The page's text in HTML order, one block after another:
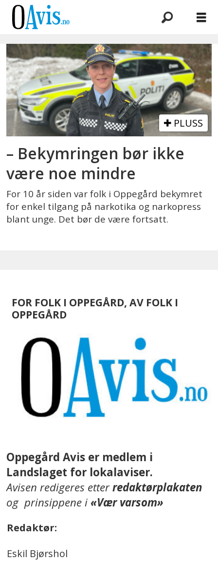
Emne:
narkobruk
PLUSS
– Bekymringen bør ikke
være noe mindre
For 10 år siden var folk i Oppegård bekymret
for enkel tilgang på narkotika og narkopress
blant unge. Det bør de være fortsatt.
FOR FOLK I OPPEGÅRD, AV FOLK I
OPPEGÅRD
Oppegård Avis er medlem i
Landslaget for lokalaviser.
Avisen redigeres etterredaktørplakaten
og prinsippene i«Vær varsom»
Redaktør:
Eskil Bjørshol